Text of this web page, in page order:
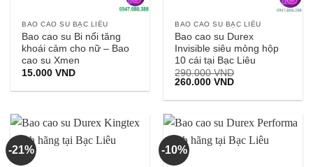
BAO CAO SU BẠC LIÊU
Bao cao su Bi nổi tăng
khoái cảm cho nữ – Bao
cao su Xmen
15.000VND
BAO CAO SU BẠC LIÊU
Bao cao su Durex
Invisible siêu mỏng hộp
10 cái tại Bạc Liêu
290.000VND
Giá
là:
260.000VNDGiá
tại
260.000 VND.
-21% -10%